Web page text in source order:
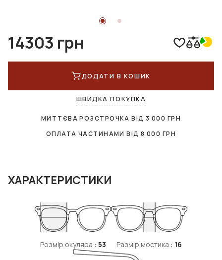
14303 грн
ДОДАТИ В КОШИК
ШВИДКА ПОКУПКА
МИТТЄВА РОЗСТРОЧКА ВІД 3 000 ГРН
ОПЛАТА ЧАСТИНАМИ ВІД8 000 ГРН
ХАРАКТЕРИСТИКИ
Розмір окуляра : 53 Размір мостика : 16